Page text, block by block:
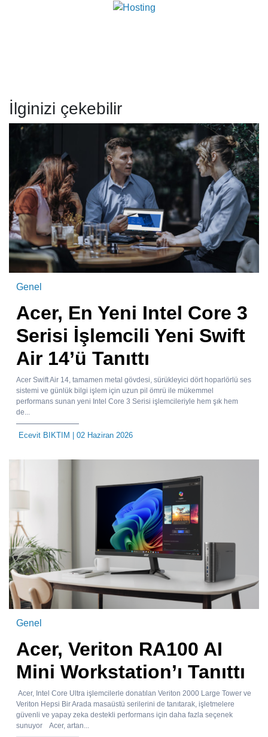
İlginizi çekebilir
Genel
Acer, En Yeni Intel Core 3
Serisi İşlemcili Yeni Swift
Air 14’ü Tanıttı
Acer Swift Air 14, tamamen metal gövdesi, sürükleyici dört hoparlörlü ses
sistemi ve günlük bilgi işlem için uzun pil ömrü ile mükemmel
performans sunan yeni Intel Core 3 Serisi işlemcileriyle hem şık hem
de...
Ecevit BIKTIM | 02 Haziran 2026
Genel
Acer, Veriton RA100 AI
Mini Workstation’ı Tanıttı
Acer, Intel Core Ultra işlemcilerle donatılan Veriton 2000 Large Tower ve
Veriton Hepsi Bir Arada masaüstü serilerini de tanıtarak, işletmelere
güvenli ve yapay zeka destekli performans için daha fazla seçenek
sunuyor Acer, artan...